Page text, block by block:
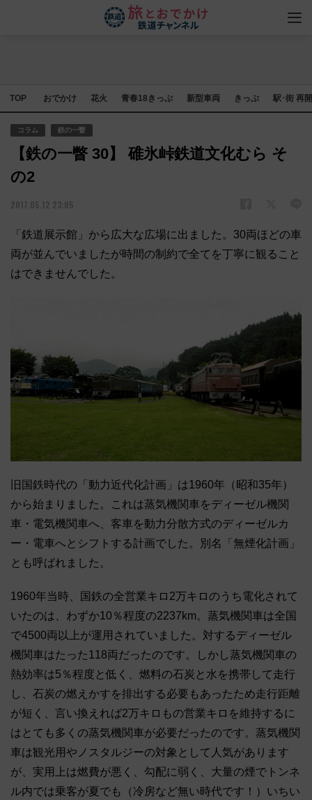
TOP おでかけ 花火 青春18きっぷ 新型車両 きっぷ 駅･街 再
コラム 鉄の一瞥
【鉄の一瞥 30】 碓氷峠鉄道文化むら そ
の2
2017.05.12 23:05
「鉄道展示館」から広大な広場に出ました。30両ほどの車
両が並んでいましたが時間の制約で全てを丁寧に観ること
はできませんでした。
旧国鉄時代の「動力近代化計画」は1960年（昭和35年）
から始まりました。これは蒸気機関車をディーゼル機関
車・電気機関車へ、客車を動力分散方式のディーゼルカ
ー・電車へとシフトする計画でした。別名「無煙化計画」
とも呼ばれました。
1960年当時、国鉄の全営業キロ2万キロのうち電化されて
いたのは、わずか10％程度の2237km。蒸気機関車は全国
で4500両以上が運用されていました。対するディーゼル
機関車はたった118両だったのです。しかし蒸気機関車の
熱効率は5％程度と低く、燃料の石炭と水を携帯して走行
し、石炭の燃えかすを排出する必要もあったため走行距離
が短く、言い換えれば2万キロもの営業キロを維持するに
はとても多くの蒸気機関車が必要だったのです。蒸気機関
車は観光用やノスタルジーの対象として人気があります
が、実用上は燃費が悪く、勾配に弱く、大量の煙でトンネ
ル内では乗客が夏でも（冷房など無い時代です！）いちい